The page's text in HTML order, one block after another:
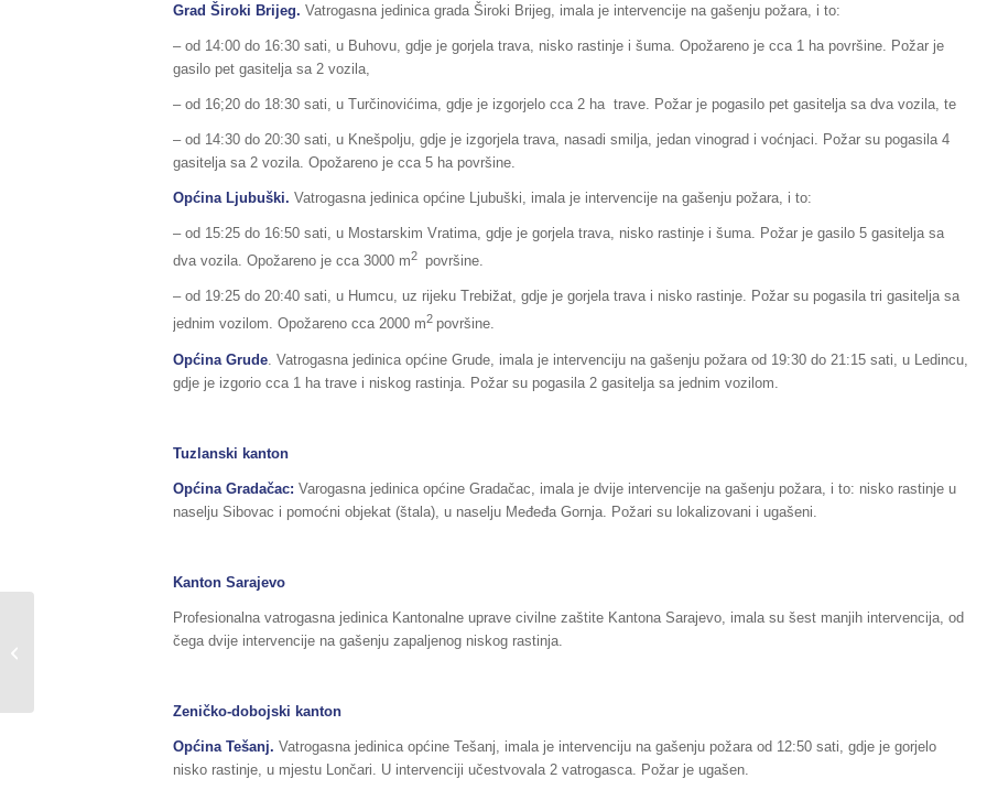
Grad Široki Brijeg. Vatrogasna jedinica grada Široki Brijeg, imala je intervencije na gašenju požara, i to:
– od 14:00 do 16:30 sati, u Buhovu, gdje je gorjela trava, nisko rastinje i šuma. Opožareno je cca 1 ha površine. Požar je
gasilo pet gasitelja sa 2 vozila,
– od 16;20 do 18:30 sati, u Turčinovićima, gdje je izgorjelo cca 2 ha trave. Požar je pogasilo pet gasitelja sa dva vozila, te
– od 14:30 do 20:30 sati, u Knešpolju, gdje je izgorjela trava, nasadi smilja, jedan vinograd i voćnjaci. Požar su pogasila 4
gasitelja sa 2 vozila. Opožareno je cca 5 ha površine.
Općina Ljubuški. Vatrogasna jedinica općine Ljubuški, imala je intervencije na gašenju požara, i to:
– od 15:25 do 16:50 sati, u Mostarskim Vratima, gdje je gorjela trava, nisko rastinje i šuma. Požar je gasilo 5 gasitelja sa
dva vozila. Opožareno je cca 3000 m2 površine.
– od 19:25 do 20:40 sati, u Humcu, uz rijeku Trebižat, gdje je gorjela trava i nisko rastinje. Požar su pogasila tri gasitelja sa
jednim vozilom. Opožareno cca 2000 m2 površine.
Općina Grude . Vatrogasna jedinica općine Grude, imala je intervenciju na gašenju požara od 19:30 do 21:15 sati, u Ledincu,
gdje je izgorio cca 1 ha trave i niskog rastinja. Požar su pogasila 2 gasitelja sa jednim vozilom.
Tuzlanski kanton
Općina Gradačac: Varogasna jedinica općine Gradačac, imala je dvije intervencije na gašenju požara, i to: nisko rastinje u
naselju Sibovac i pomoćni objekat (štala), u naselju Međeđa Gornja. Požari su lokalizovani i ugašeni.
Kanton Sarajevo
Profesionalna vatrogasna jedinica Kantonalne uprave civilne zaštite Kantona Sarajevo, imala su šest manjih intervencija, od
čega dvije intervencije na gašenju zapaljenog niskog rastinja.
Zeničko-dobojski kanton
Općina Tešanj. Vatrogasna jedinica općine Tešanj, imala je intervenciju na gašenju požara od 12:50 sati, gdje je gorjelo
nisko rastinje, u mjestu Lončari. U intervenciji učestvovala 2 vatrogasca. Požar je ugašen.
Dopuna Sažetka redovnog izvještaja
o stanju u Srednjobosanskom